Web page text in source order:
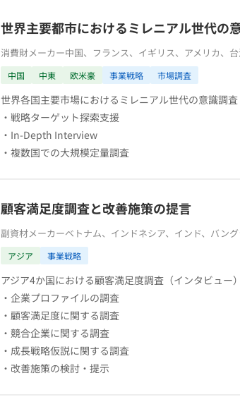
世界主要都市におけるミレニアル世代の
消費財メーカー中国、フランス、イギリス、アメリカ、
中国 中東 欧米豪 事業戦略 市場調査
世界各国主要市場におけるミレニアル世代の意識調査
・戦略ターゲット探索支援
・In-Depth Interview
・複数国での大規模定量調査
顧客満足度調査と改善施策の提言
副資材メーカーベトナム、インドネシア、インド、バン
アジア 事業戦略
アジア4か国における顧客満足度調査（インタビュ
・企業プロファイルの調査
・顧客満足度に関する調査
・競合企業に関する調査
・成長戦略仮説に関する調査
・改善施策の検討・提示